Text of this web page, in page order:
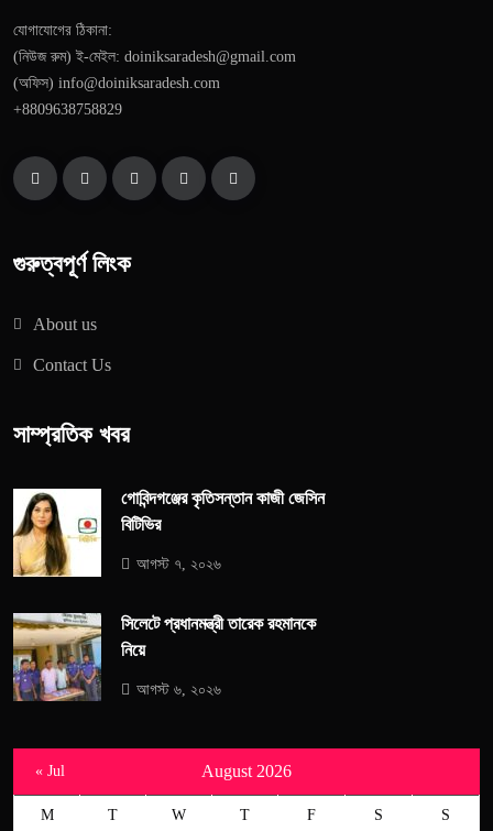
যোগাযোগের ঠিকানা:
(নিউজ রুম) ই-মেইল: doiniksaradesh@gmail.com
(অফিস) info@doiniksaradesh.com
+8809638758829
গুরুত্বপূর্ণ লিংক
About us
Contact Us
সাম্প্রতিক খবর
গোবিন্দগঞ্জের কৃতিসন্তান কাজী জেসিন
বিটিভির
আগস্ট ৭, ২০২৬
সিলেটে প্রধানমন্ত্রী তারেক রহমানকে
নিয়ে
আগস্ট ৬, ২০২৬
August 2026
M T W T F S S
« Jul